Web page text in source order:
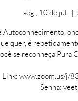
seg., 10 de jul.
  |
Autoconhecimento,
quer, é
se reconheça Pura
Link: www.zoom.us/j/
Senha: veet